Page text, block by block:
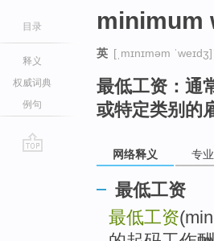
目录
释义
权威词典
例句
minimum
英 [ˌmɪnɪməm ˈweɪdʒ]
最低工资：通
或特定类别的
网络释义 专
最低工资
最低工资